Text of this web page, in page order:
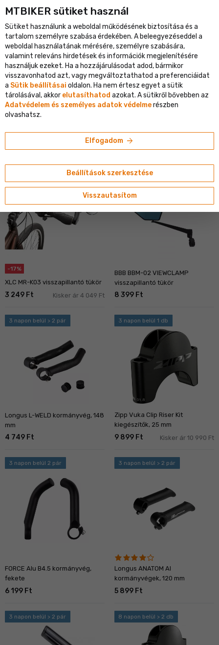
kerékpáros portálja Ellenőrzött webáruház több mint 1
shopping_cart person menu
Keresés search
Shopnavigate_nextAlkatrészeknavigate_next Kormányok és szarvaknavigate_nextSzarvak és
SZARVAK ÉS TOLDALÉKOK KERÉKPÁR
tuneSzűrés sortRendezés
-17%
XLC MR-K03 visszapillantó tükör
3 249 Ft Kisker ár 4 049 Ft
3 napon belül > 2 db
BBB BBM-02 VIEWCLAMP
visszapillantó tükör
8 399 Ft
3 napon belül > 2 pár
Longus L-WELD kormányvég, 148
mm
4 749 Ft
3 napon belül 1 db
Zipp Vuka Clip Riser Kit
kiegészítők, 25 mm
9 899 Ft Kisker ár 10 990 Ft
3 napon belül 2 pár
FORCE Alu B4.5 kormányvég,
fekete
6 199 Ft
3 napon belül > 2 pár
Longus ANATOM Al
kormányvégek, 120 mm
5 899 Ft
3 napon belül > 2 pár 8 napon belül > 2 db
MTBIKER sütiket használ
Sütiket használunk a weboldal működésének biztosítása és a
tartalom személyre szabása érdekében. A beleegyezéseddel a
weboldal használatának mérésére, személyre szabására,
valamint releváns hirdetések és információk megjelenítésére
használjuk ezeket. Ha a hozzájárulásodat adod, bármikor
visszavonhatod azt, vagy megváltoztathatod a preferenciáidat
a Sütik beállításai oldalon. Ha nem értesz egyet a sütik
tárolásával, akkor elutasíthatod azokat. A sütikről bővebben az
Adatvédelem és személyes adatok védelmerészben
olvashatsz.
Beállítások szerkesztése
Visszautasítom
Elfogadom arrow_forward